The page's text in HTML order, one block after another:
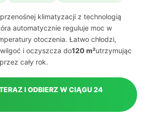
klimatyzacji z technologią
automatycznie reguluje moc w
otoczenia. Łatwo chłodzi,
i oczyszcza do120 m²utrzymując
cały rok.
I ODBIERZ W CIĄGU 24